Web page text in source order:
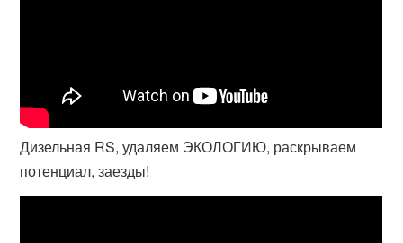
Дизельная RS, удаляем ЭКОЛОГИЮ, раскрываем
потенциал, заезды!